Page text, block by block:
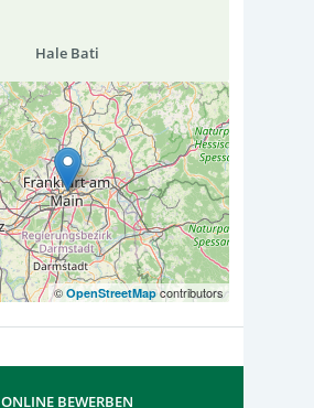
Hale Bati
© OpenStreetMapcontributors
ONLINE BEWERBEN